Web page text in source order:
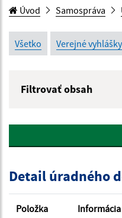
Úvod Samospráva
Všetko Verejné vyhlášky
Filtrovať obsah
Popis:
Dátum zverejnenia od:
Detail úradného
Položka Informácia